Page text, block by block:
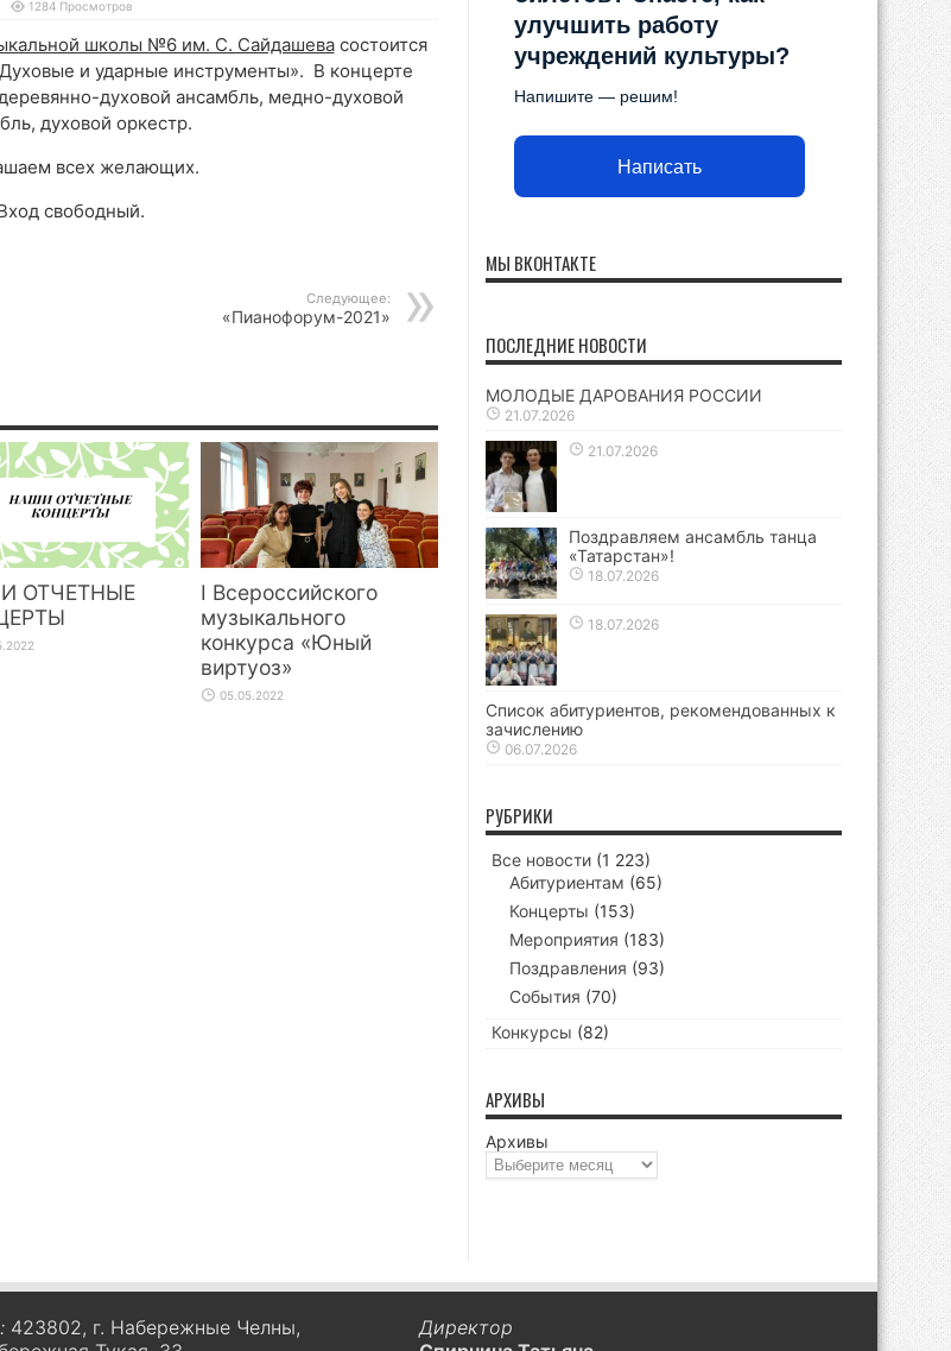
1284 Просмотров
школы №6 им. С. Сайдашевасостоится
и ударные инструменты». В концерте
духовой ансамбль, медно-духовой
духовой оркестр.
всех желающих.
свободный.
Следующее:
«Пианофорум-2021»
ОТЧЕТНЫЕ
I Всероссийского
музыкального
конкурса «Юный
виртуоз»
05.05.2022
улучшить работу
учреждений культуры?
Напишите — решим!
Написать
МЫ ВКОНТАКТЕ
ПОСЛЕДНИЕ НОВОСТИ
МОЛОДЫЕ ДАРОВАНИЯ РОССИИ
21.07.2026
21.07.2026
Поздравляем ансамбль танца
«Татарстан»!
18.07.2026
18.07.2026
Список абитуриентов, рекомендованных к
зачислению
06.07.2026
РУБРИКИ
Все новости (1 223)
Абитуриентам (65)
Концерты (153)
Мероприятия (183)
Поздравления (93)
События (70)
Конкурсы (82)
АРХИВЫ
Архивы
423802, г. Набережные Челны,
Директор